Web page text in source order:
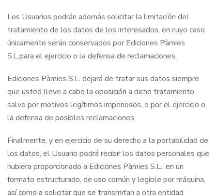
Los Usuarios podrán además solicitar la limitación del
tratamiento de los datos de los interesados, en cuyo caso
únicamente serán conservados por Ediciones Pàmies
S.L.para el ejercicio o la defensa de reclamaciones.
Ediciones Pàmies S.L. dejará de tratar sus datos siempre
que usted lleve a cabo la oposición a dicho tratamiento,
salvo por motivos legítimos imperiosos, o por el ejercicio o
la defensa de posibles reclamaciones.
Finalmente, y en ejercicio de su derecho a la portabilidad de
los datos, el Usuario podrá recibir los datos personales que
hubiera proporcionado a Ediciones Pàmies S.L., en un
formato estructurado, de uso común y legible por máquina,
así como a solicitar que se transmitan a otra entidad